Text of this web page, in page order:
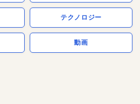
テクノロジー
動画